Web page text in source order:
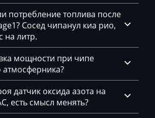
потребление топлива после
Сосед чипанул киа рио,
на литр.
мощности при чипе
атмосферника?
датчик оксида азота на
есть смысл менять?